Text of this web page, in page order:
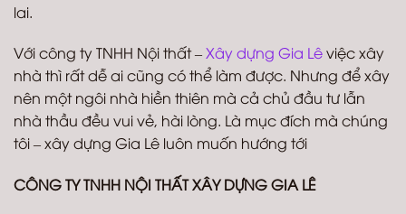
lai.
Với công ty TNHH Nội thất –Xây dựng Gia Lêviệc xây
nhà thì rất dễ ai cũng có thể làm được. Nhưng để xây
nên một ngôi nhà hiền thiên mà cả chủ đầu tư lẫn
nhà thầu đều vui vẻ, hài lòng. Là mục đích mà chúng
tôi – xây dựng Gia Lê luôn muốn hướng tới
CÔNG TY TNHH NỘI THẤT XÂY DỰNG GIA LÊ